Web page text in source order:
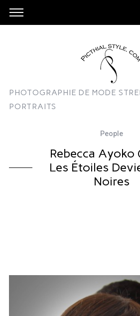
PHOTOGRAPHIE DE MODE
PORTRAITS
People
Rebecca Ayoko
Les Étoiles
Noires